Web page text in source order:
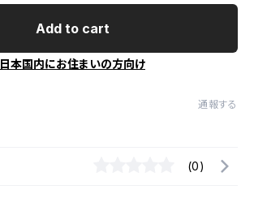
Add to cart
日本国内にお住まいの方向け
通報する
(0)